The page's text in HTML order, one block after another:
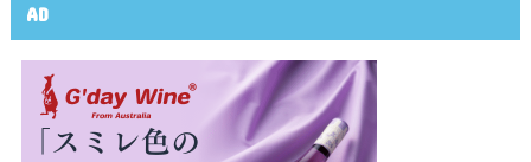
AD